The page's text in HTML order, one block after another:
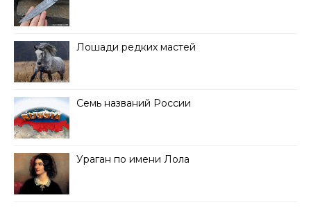
Лошади редких мастей
Семь названий России
Ураган по имени Лола